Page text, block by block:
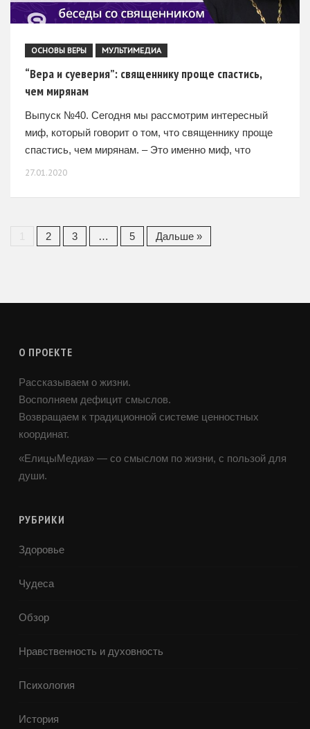
ОСНОВЫ ВЕРЫ МУЛЬТИМЕДИА
“Вера и суеверия”: священнику проще спастись,
чем мирянам
Выпуск №40. Сегодня мы рассмотрим интересный
миф, который говорит о том, что священнику проще
спастись, чем мирянам. – Это именно миф, что
священнику легче спастись, чем мирянам. Видимо,
27.01.2020
2 3 … 5 Дальше »
О ПРОЕКТЕ
Рассказываем о жизни.
Восполняем дефицит смыслов.
Возвращаем к традиционной системе ценностных
координат.
«ЕлицыМедиа» — со смыслом по жизни, с пользой для
души.
РУБРИКИ
Здоровье
Чудеса
Обзор
Нравственность и духовность
Психология
История